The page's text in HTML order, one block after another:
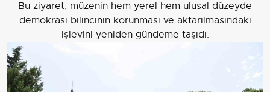
Bu ziyaret, müzenin hem yerel hem ulusal düzeyde
demokrasi bilincinin korunması ve aktarılmasındaki
işlevini yeniden gündeme taşıdı.